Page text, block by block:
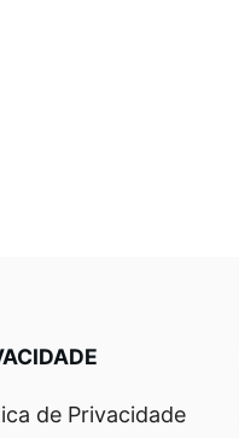
de Privacidade